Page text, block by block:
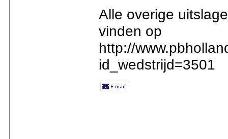
Alle overige
vinden op
http://
id_wedstrijd=3501